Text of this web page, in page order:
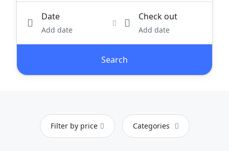
Date
Add date
Check out
Add date
Search
Filter by price Categories